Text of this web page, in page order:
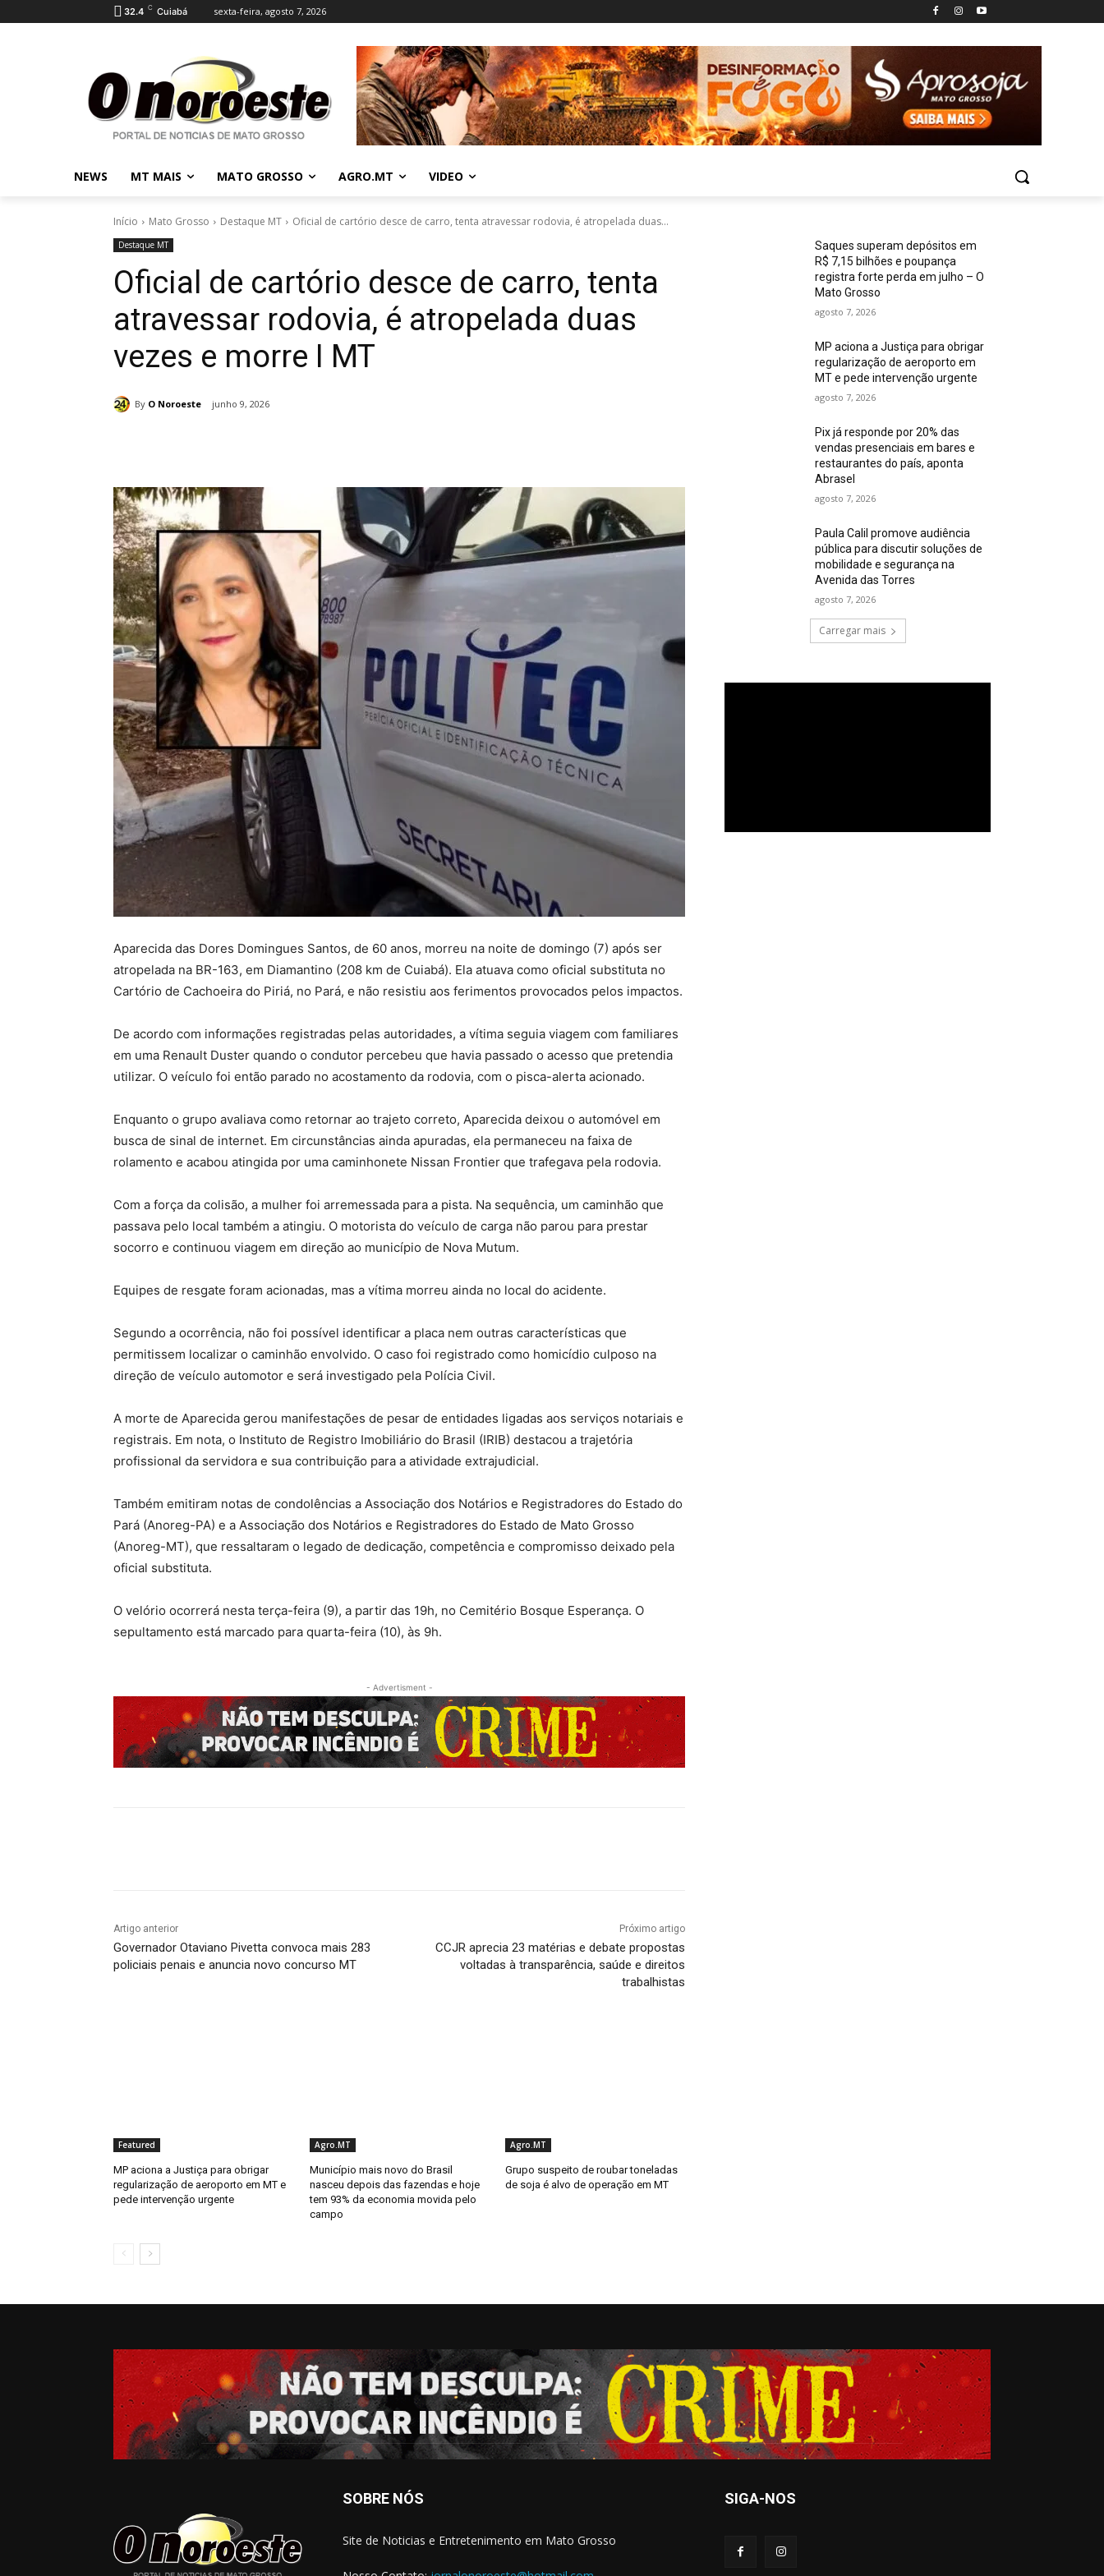
32.4 C Cuiabá sexta-feira, agosto 7, 2026
NEWS MT MAIS MATO GROSSO AGRO.MT VIDEO
Início Mato Grosso Destaque MT Oficial de cartório desce de carro, tenta atravessar rodovia, é atropelada duas...
Destaque MT
Oficial de cartório desce de carro, tenta
atravessar rodovia, é atropelada duas
vezes e morre I MT
By O Noroeste junho 9, 2026
Aparecida das Dores Domingues Santos, de 60 anos, morreu na noite de domingo (7) após ser
atropelada na BR-163, em Diamantino (208 km de Cuiabá). Ela atuava como oficial substituta no
Cartório de Cachoeira do Piriá, no Pará, e não resistiu aos ferimentos provocados pelos impactos.
De acordo com informações registradas pelas autoridades, a vítima seguia viagem com familiares
em uma Renault Duster quando o condutor percebeu que havia passado o acesso que pretendia
utilizar. O veículo foi então parado no acostamento da rodovia, com o pisca-alerta acionado.
Enquanto o grupo avaliava como retornar ao trajeto correto, Aparecida deixou o automóvel em
busca de sinal de internet. Em circunstâncias ainda apuradas, ela permaneceu na faixa de
rolamento e acabou atingida por uma caminhonete Nissan Frontier que trafegava pela rodovia.
Com a força da colisão, a mulher foi arremessada para a pista. Na sequência, um caminhão que
passava pelo local também a atingiu. O motorista do veículo de carga não parou para prestar
socorro e continuou viagem em direção ao município de Nova Mutum.
Equipes de resgate foram acionadas, mas a vítima morreu ainda no local do acidente.
Segundo a ocorrência, não foi possível identificar a placa nem outras características que
permitissem localizar o caminhão envolvido. O caso foi registrado como homicídio culposo na
direção de veículo automotor e será investigado pela Polícia Civil.
A morte de Aparecida gerou manifestações de pesar de entidades ligadas aos serviços notariais e
registrais. Em nota, o Instituto de Registro Imobiliário do Brasil (IRIB) destacou a trajetória
profissional da servidora e sua contribuição para a atividade extrajudicial.
Também emitiram notas de condolências a Associação dos Notários e Registradores do Estado do
Pará (Anoreg-PA) e a Associação dos Notários e Registradores do Estado de Mato Grosso
(Anoreg-MT), que ressaltaram o legado de dedicação, competência e compromisso deixado pela
oficial substituta.
O velório ocorrerá nesta terça-feira (9), a partir das 19h, no Cemitério Bosque Esperança. O
sepultamento está marcado para quarta-feira (10), às 9h.
- Advertisment -
Artigo anterior
Governador Otaviano Pivetta convoca mais 283
policiais penais e anuncia novo concurso MT
Próximo artigo
CCJR aprecia 23 matérias e debate propostas
voltadas à transparência, saúde e direitos
trabalhistas
Featured
MP aciona a Justiça para obrigar
regularização de aeroporto em MT e
pede intervenção urgente
Agro.MT
Município mais novo do Brasil
nasceu depois das fazendas e hoje
tem 93% da economia movida pelo
campo
Agro.MT
Grupo suspeito de roubar toneladas
de soja é alvo de operação em MT
Saques superam depósitos em
R$ 7,15 bilhões e poupança
registra forte perda em julho – O
Mato Grosso
agosto 7, 2026
MP aciona a Justiça para obrigar
regularização de aeroporto em
MT e pede intervenção urgente
agosto 7, 2026
Pix já responde por 20% das
vendas presenciais em bares e
restaurantes do país, aponta
Abrasel
agosto 7, 2026
Paula Calil promove audiência
pública para discutir soluções de
mobilidade e segurança na
Avenida das Torres
agosto 7, 2026
Carregar mais
SOBRE NÓS
Site de Noticias e Entretenimento em Mato Grosso
SIGA-NOS